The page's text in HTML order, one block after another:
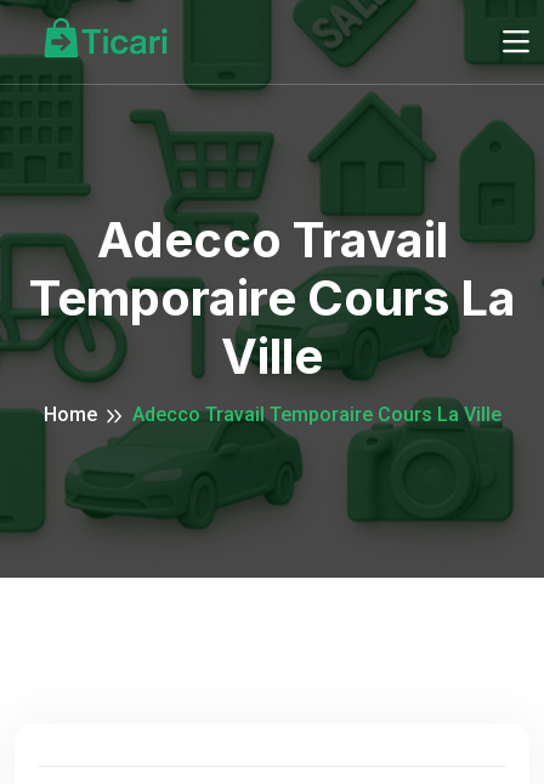
Adecco Travail
Temporaire Cours La
Ville
Home Adecco Travail Temporaire Cours La Ville